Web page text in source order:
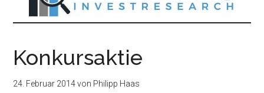
Konkursaktie
24. Februar 2014von Philipp Haas